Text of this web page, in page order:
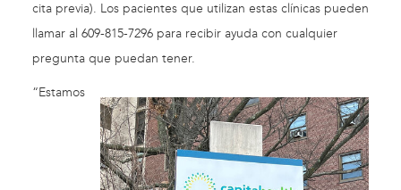
cita previa). Los pacientes que utilizan estas clínicas pueden
llamar al 609-815-7296 para recibir ayuda con cualquier
pregunta que puedan tener.
“Estamos